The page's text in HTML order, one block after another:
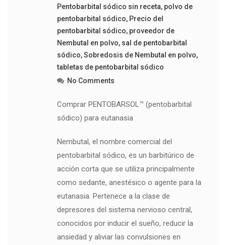
Pentobarbital sódico sin receta, polvo de
pentobarbital sódico, Precio del
pentobarbital sódico, proveedor de
Nembutal en polvo, sal de pentobarbital
sódico,Sobredosis de Nembutal en polvo,
tabletas de pentobarbital sódico
No Comments
Comprar PENTOBARSOL™ (pentobarbital
sódico) para eutanasia
Nembutal, el nombre comercial del
pentobarbital sódico, es un barbitúrico de
acción corta que se utiliza principalmente
como sedante, anestésico o agente para la
eutanasia. Pertenece a la clase de
depresores del sistema nervioso central,
conocidos por inducir el sueño, reducir la
ansiedad y aliviar las convulsiones en